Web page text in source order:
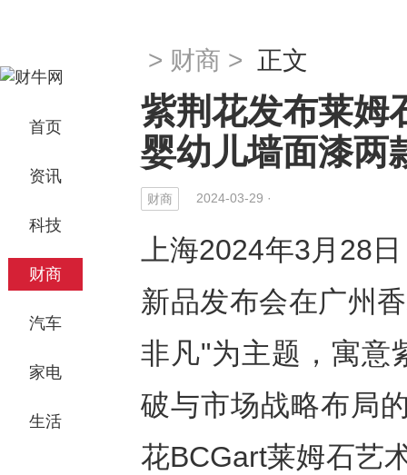
首页
资讯
科技
财商
汽车
家电
生活
> 财商 > 正文
紫荆花发布莱姆
婴幼儿墙面漆两
财商 2024-03-29 ·
上海2024年3月28
新品发布会在广州
非凡"为主题，寓意
破与市场战略布局
花BCGart莱姆石艺